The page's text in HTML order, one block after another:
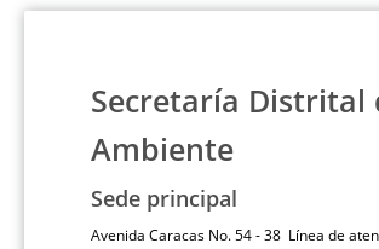
Secretaría Distrital
Ambiente
Sede principal
Avenida Caracas No. 54 - 38 Línea de